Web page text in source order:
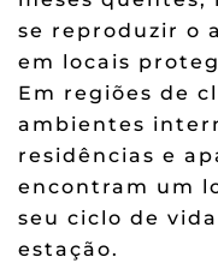
se reproduzir o
em locais
Em regiões de
ambientes
residências e
encontram um
seu ciclo de
estação.